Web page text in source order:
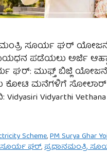
ಸೂರ್ಯ ಘರ್
ಪಡೆಯಲು ಅರ್ಜಿ
ಮುಫ್ತ್ ಬಿಜ್ಲಿ ಯೋಜನೆ’ಯ
ಕೋಟಿ ಮನೆಗಳಿಗೆ ಸೋಲಾರ್
Vidyarthi Vethana
Scheme,PM Surya Ghar
ಘರ್,ಪ್ರಧಾನಮಂತ್ರಿ